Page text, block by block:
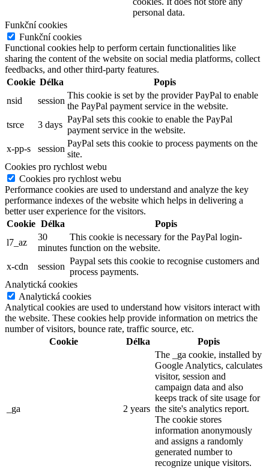
personal data.
Funkční cookies
Funkční cookies
Functional cookies help to perform certain functionalities like
sharing the content of the website on social media platforms, collect
feedbacks, and other third-party features.
Cookie Délka
Popis
nsid
session
This cookie is set by the provider PayPal to enable
the PayPal payment service in the website.
tsrce
3 days
PayPal sets this cookie to enable the PayPal
payment service in the website.
x-pp-s
session
PayPal sets this cookie to process payments on the
site.
Cookies pro rychlost webu
Cookies pro rychlost webu
Performance cookies are used to understand and analyze the key
performance indexes of the website which helps in delivering a
better user experience for the visitors.
Cookie Délka
Popis
l7_az
30
minutes
This cookie is necessary for the PayPal login-
function on the website.
x-cdn
session
Paypal sets this cookie to recognise customers and
process payments.
Analytická cookies
Analytická cookies
Analytical cookies are used to understand how visitors interact with
the website. These cookies help provide information on metrics the
number of visitors, bounce rate, traffic source, etc.
Cookie
Délka Popis
_ga 2 years
The _ga cookie, installed by
Google Analytics, calculates
visitor, session and
campaign data and also
keeps track of site usage for
the site's analytics report.
The cookie stores
information anonymously
and assigns a randomly
generated number to
recognize unique visitors.